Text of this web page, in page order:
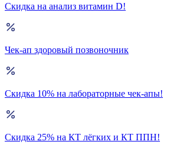
Скидка на анализ витамин D!
Чек-ап здоровый позвоночник
Скидка 10% на лабораторные чек-апы!
Скидка 25% на КТ лёгких и КТ ППН!